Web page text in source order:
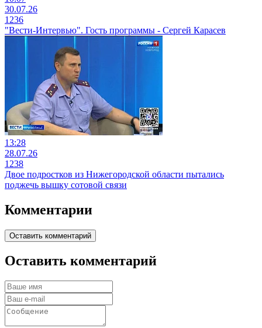
30.07.26
1236
"Вести-Интервью". Гость программы - Сергей Карасев
13:28
28.07.26
1238
Двое подростков из Нижегородской области пытались
поджечь вышку сотовой связи
Комментарии
Оставить комментарий
Оставить комментарий